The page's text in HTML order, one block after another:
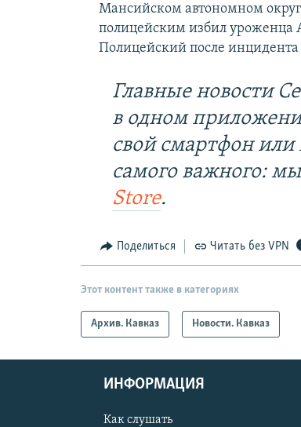
Мансийском автономном
полицейским избил уроженца
Полицейский после инцидента
Главные новости
в одном
свой смартфон
самого важного:
Store.
Поделиться Читать без VPN
Этот контент также в категориях
Архив. Кавказ Новости. Кавказ
ИНФОРМАЦИЯ
Как слушать